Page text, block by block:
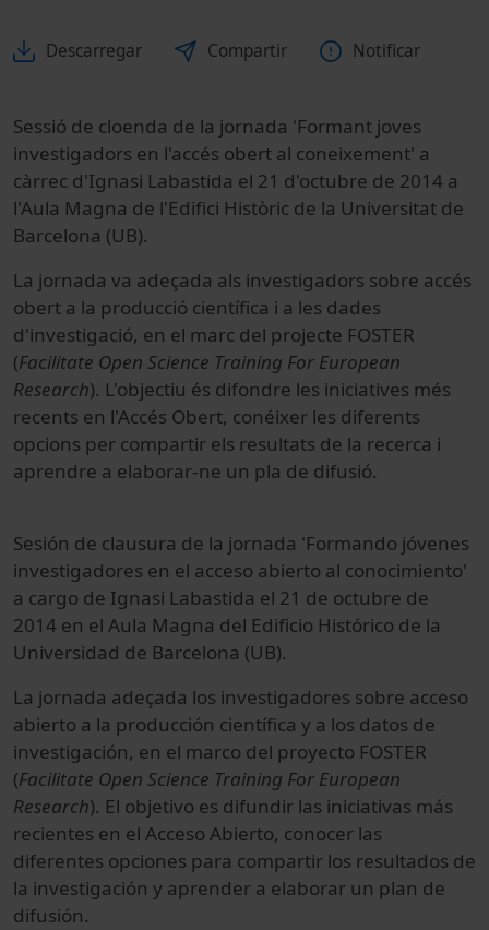
Descarregar Compartir Notificar
Sessió de cloenda de la jornada 'Formant joves
investigadors en l'accés obert al coneixement' a
càrrec d'Ignasi Labastida el 21 d'octubre de 2014 a
l'Aula Magna de l'Edifici Històric de la Universitat de
Barcelona (UB).
La jornada va adeçada als investigadors sobre accés
obert a la producció científica i a les dades
d'investigació, en el marc del projecte FOSTER
(Facilitate Open Science Training For European
Research). L'objectiu és difondre les iniciatives més
recents en l'Accés Obert, conéixer les diferents
opcions per compartir els resultats de la recerca i
aprendre a elaborar-ne un pla de difusió.
Sesión de clausura de la jornada 'Formando jóvenes
investigadores en el acceso abierto al conocimiento'
a cargo de Ignasi Labastida el 21 de octubre de
2014 en el Aula Magna del Edificio Histórico de la
Universidad de Barcelona (UB).
La jornada adeçada los investigadores sobre acceso
abierto a la producción científica y a los datos de
investigación, en el marco del proyecto FOSTER
(Facilitate Open Science Training For European
Research). El objetivo es difundir las iniciativas más
recientes en el Acceso Abierto, conocer las
diferentes opciones para compartir los resultados de
la investigación y aprender a elaborar un plan de
difusión.